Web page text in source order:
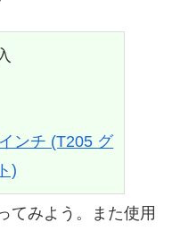
ンチ (T205 グ
)
てみよう。また使用